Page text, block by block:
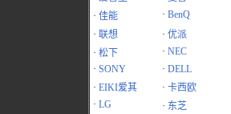
· 佳能 · BenQ
· 联想 · 优派
· 松下 · NEC
· SONY · DELL
· EIKI爱其 · 卡西欧
· LG · 东芝